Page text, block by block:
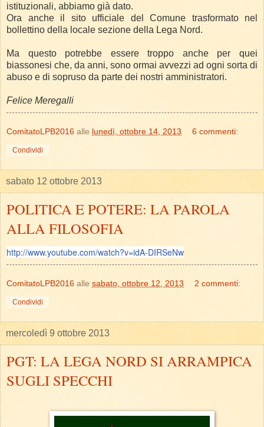
istituzionali, abbiamo già dato.
Ora anche il sito ufficiale del Comune trasformato nel
bollettino della locale sezione della Lega Nord.
Ma questo potrebbe essere troppo anche per quei
biassonesi che, da anni, sono ormai avvezzi ad ogni sorta di
abuso e di sopruso da parte dei nostri amministratori.
Felice Meregalli
ComitatoLPB2016 alle lunedì, ottobre 14, 2013 6 commenti:
Condividi
sabato 12 ottobre 2013
POLITICA E POTERE: LA PAROLA
ALLA FILOSOFIA
http://www.youtube.com/watch?v=idA-DIRSeNw
ComitatoLPB2016 alle sabato, ottobre 12, 2013 2 commenti:
Condividi
mercoledì 9 ottobre 2013
PGT: LA LEGA NORD SI ARRAMPICA
SUGLI SPECCHI